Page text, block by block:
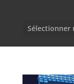
Sélectionner